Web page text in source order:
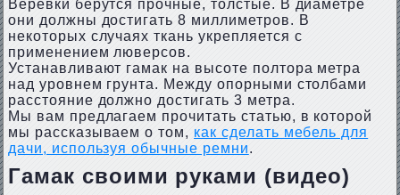
Веревки берутся прочные, толстые. В диаметре
они должны достигать 8 миллиметров. В
некоторых случаях ткань укрепляется с
применением люверсов.
Устанавливают гамак на высоте полтора метра
над уровнем грунта. Между опорными столбами
расстояние должно достигать 3 метра.
Мы вам предлагаем прочитать статью, в которой
мы рассказываем о том, как сделать мебель для
дачи, используя обычные ремни.
Гамак своими руками (видео)